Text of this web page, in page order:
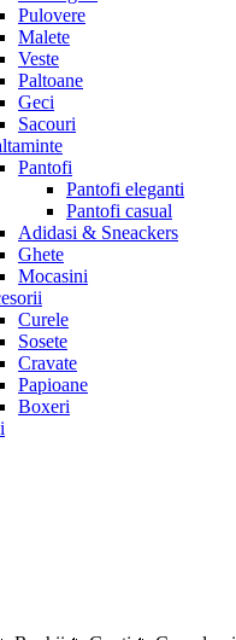
Pulovere
Malete
Veste
Paltoane
Geci
Sacouri
Pantofi
Pantofi eleganti
Pantofi casual
Adidasi & Sneackers
Ghete
Mocasini
Curele
Sosete
Cravate
Papioane
Boxeri